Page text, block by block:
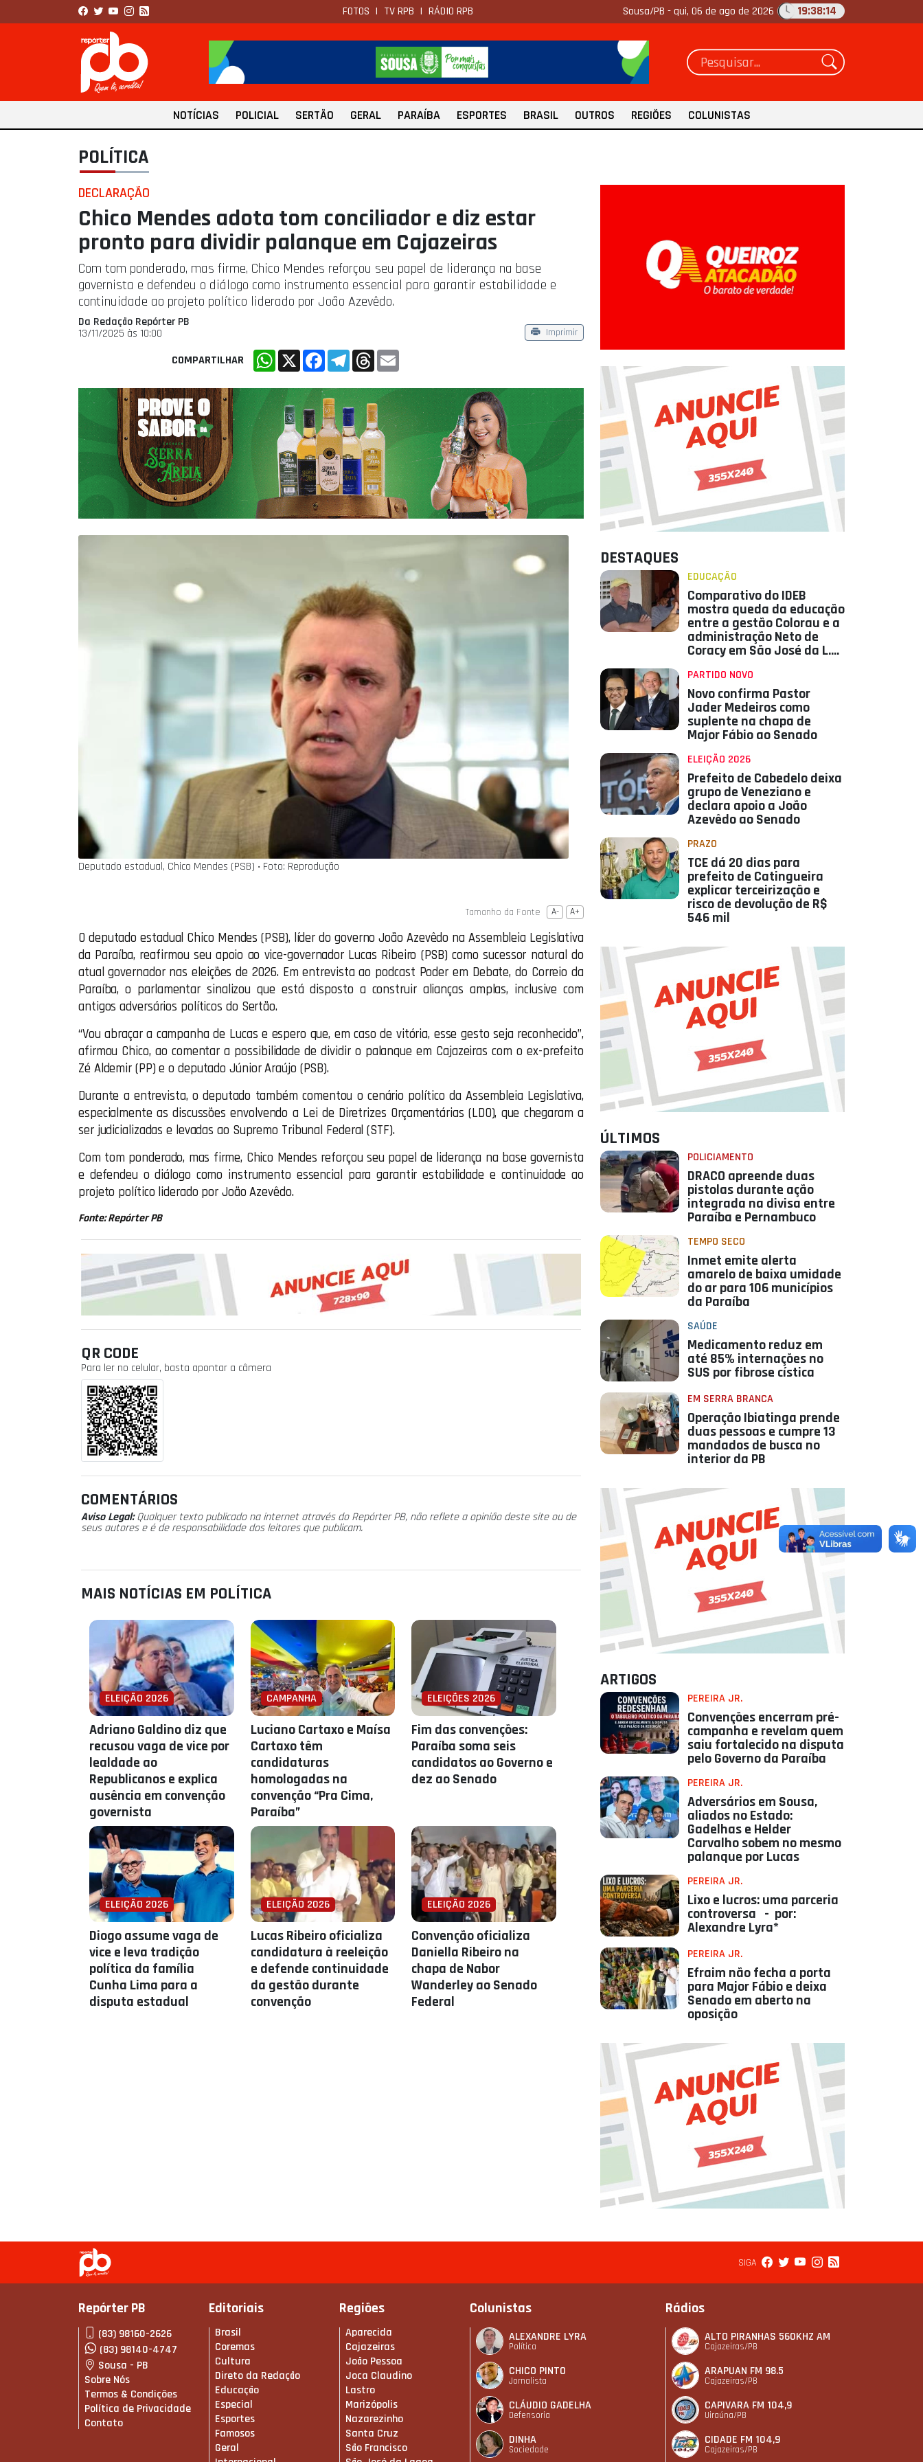
FOTOS | TV RPB | RÁDIO RPB Sousa/PB -qui, 06 de ago de 2026 19:38:15
NOTÍCIAS POLICIAL SERTÃO GERAL PARAÍBA ESPORTES BRASIL OUTROS REGIÕES COLUNISTAS
POLÍTICA
DECLARAÇÃO
Chico Mendes adota tom conciliador e diz estar
pronto para dividir palanque em Cajazeiras
Com tom ponderado, mas firme, Chico Mendes reforçou seu papel de liderança na base
governista e defendeu o diálogo como instrumento essencial para garantir estabilidade e
continuidade ao projeto político liderado por João Azevêdo.
Da Redação Repórter PB
13/11/2025 às 10:00
Imprimir
COMPARTILHAR WhatsApp
X FacebookTelegramThreads
Deputado estadual, Chico Mendes (PSB) ‧ Foto: Reprodução
Tamanho da Fonte A- A+
O deputado estadual Chico Mendes (PSB), líder do governo João Azevêdo na Assembleia Legislativa
da Paraíba, reafirmou seu apoio ao vice-governador Lucas Ribeiro (PSB) como sucessor natural do
atual governador nas eleições de 2026. Em entrevista ao podcast Poder em Debate, do Correio da
Paraíba, o parlamentar sinalizou que está disposto a construir alianças amplas, inclusive com
antigos adversários políticos do Sertão.
“Vou abraçar a campanha de Lucas e espero que, em caso de vitória, esse gesto seja reconhecido”,
afirmou Chico, ao comentar a possibilidade de dividir o palanque em Cajazeiras com o ex-prefeito
Zé Aldemir (PP) e o deputado Júnior Araújo (PSB).
Durante a entrevista, o deputado também comentou o cenário político da Assembleia Legislativa,
especialmente as discussões envolvendo a Lei de Diretrizes Orçamentárias (LDO), que chegaram a
ser judicializadas e levadas ao Supremo Tribunal Federal (STF).
Com tom ponderado, mas firme, Chico Mendes reforçou seu papel de liderança na base governista
e defendeu o diálogo como instrumento essencial para garantir estabilidade e continuidade ao
projeto político liderado por João Azevêdo.
Fonte: Repórter PB
QR CODE
Para ler no celular, basta apontar a câmera
COMENTÁRIOS
Aviso Legal:Qualquer texto publicado na internet através do Repórter PB, não reflete a opinião deste site ou de
seus autores e é de responsabilidade dos leitores que publicam.
MAIS NOTÍCIAS EM POLÍTICA
ELEIÇÃO 2026
Adriano Galdino diz que
recusou vaga de vice por
lealdade ao
Republicanos e explica
ausência em convenção
governista
CAMPANHA
Luciano Cartaxo e Maísa
Cartaxo têm
candidaturas
homologadas na
convenção “Pra Cima,
Paraíba”
ELEIÇÕES 2026
Fim das convenções:
Paraíba soma seis
candidatos ao Governo e
dez ao Senado
ELEIÇÃO 2026
Diogo assume vaga de
vice e leva tradição
política da família
Cunha Lima para a
disputa estadual
ELEIÇÃO 2026
Lucas Ribeiro oficializa
candidatura à reeleição
e defende continuidade
da gestão durante
convenção
ELEIÇÃO 2026
Convenção oficializa
Daniella Ribeiro na
chapa de Nabor
Wanderley ao Senado
Federal
DESTAQUES
EDUCAÇÃO
Comparativo do IDEB
mostra queda da educação
entre a gestão Colorau e a
administração Neto de
Coracy em São José da L.
PARTIDO NOVO
Novo confirma Pastor
Jader Medeiros como
suplente na chapa de
Major Fábio ao Senado
ELEIÇÃO 2026
Prefeito de Cabedelo deixa
grupo de Veneziano e
declara apoio a João
Azevêdo ao Senado
PRAZO
TCE dá 20 dias para
prefeito de Catingueira
explicar terceirização e
risco de devolução de R$
546 mil
ÚLTIMOS
POLICIAMENTO
DRACO apreende duas
pistolas durante ação
integrada na divisa entre
Paraíba e Pernambuco
TEMPO SECO
Inmet emite alerta
amarelo de baixa umidade
do ar para 106 municípios
da Paraíba
SAÚDE
Medicamento reduz em
até 85% internações no
SUS por fibrose cística
EM SERRA BRANCA
Operação Ibiatinga prende
duas pessoas e cumpre 13
mandados de busca no
interior da PB
ARTIGOS
PEREIRA JR.
Convenções encerram pré-
campanha e revelam quem
saiu fortalecido na disputa
pelo Governo da Paraíba
PEREIRA JR.
Adversários em Sousa,
aliados no Estado:
Gadelhas e Helder
Carvalho sobem no mesmo
palanque por Lucas
PEREIRA JR.
Lixo e lucros: uma parceria
controversa - por:
Alexandre Lyra*
PEREIRA JR.
Efraim não fecha a porta
para Major Fábio e deixa
Senado em aberto na
oposição
SIGA
Repórter PB
(83) 98160-2626
(83) 98140-4747
Sousa - PB
Sobre Nós
Termos & Condições
Política de Privacidade
Contato
Editoriais
Brasil
Coremas
Cultura
Direto da Redação
Educação
Especial
Esportes
Famosos
Geral
Regiões
Aparecida
Cajazeiras
João Pessoa
Joca Claudino
Lastro
Marizópolis
Nazarezinho
Santa Cruz
São Francisco
Colunistas
ALEXANDRE LYRA
Política
CHICO PINTO
Jornalista
CLÁUDIO GADELHA
Defensoria
DINHA
Sociedade
Rádios
ALTO PIRANHAS 560KHZ AM
Cajazeiras/PB
ARAPUAN FM 98.5
Cajazeiras/PB
CAPIVARA FM 104,9
Uiraúna/PB
CIDADE FM 104,9
Cajazeiras/PB